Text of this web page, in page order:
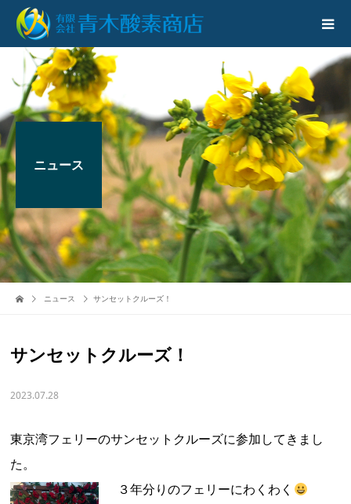
ニュース
ニュース サンセットクルーズ！
サンセットクルーズ！
2023.07.28
東京湾フェリーのサンセットクルーズに参加してきまし
た。
３年分りのフェリーにわくわく